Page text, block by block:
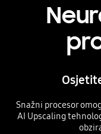
Snažni procesor
AI Upscaling